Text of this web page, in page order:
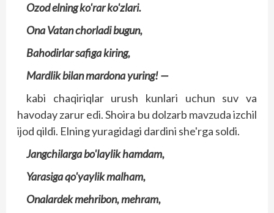
Ozod elning ko'rar ko'zlari.
Ona Vatan chorladi bugun,
Bahodirlar safiga kiring,
Mardlik bilan mardona yuring! —
kabi chaqiriqlar urush kunlari uchun suv va
havoday zarur edi. Shoira bu dolzarb mavzuda izchil
ijod qildi. Elning yuragidagi dardini she'rga soldi.
Jangchilarga bo'laylik hamdam,
Yarasiga qo'yaylik malham,
Onalardek mehribon, mehram,